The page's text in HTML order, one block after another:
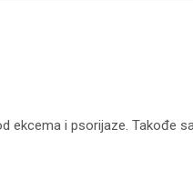
i psorijaze. Takođe